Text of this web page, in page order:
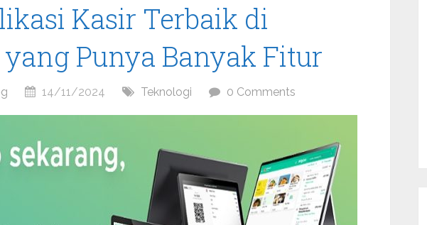
Kasir Terbaik di
Punya Banyak Fitur
14/11/2024 Teknologi 0 Comments